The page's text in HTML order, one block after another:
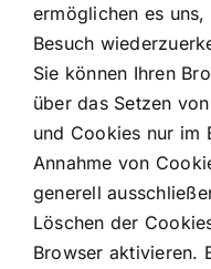
ermöglichen es
Besuch
Sie können Ihren
über das Setzen
und Cookies nur im
Annahme von
generell
Löschen der
Browser aktivieren.